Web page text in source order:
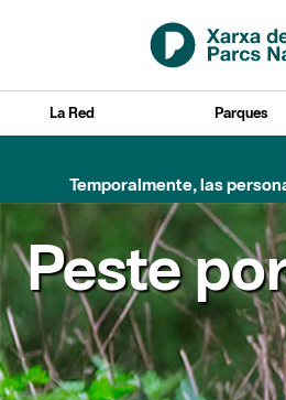
Saltar al contenido principal
La Red Parques
Temporalmente, las
Peste